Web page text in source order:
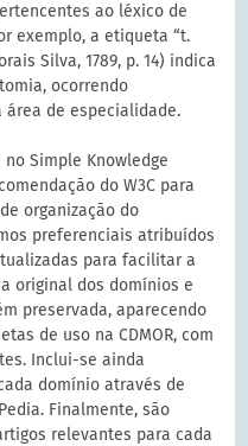
ao léxico de
exemplo, a etiqueta “t.
Silva, 1789, p. 14) indica
ocorrendo
de especialidade.
no Simple Knowledge
do W3C para
organização do
preferenciais atribuídos
para facilitar a
original dos domínios e
preservada, aparecendo
de uso na CDMOR, com
Inclui-se ainda
domínio através de
Finalmente, são
relevantes para cada